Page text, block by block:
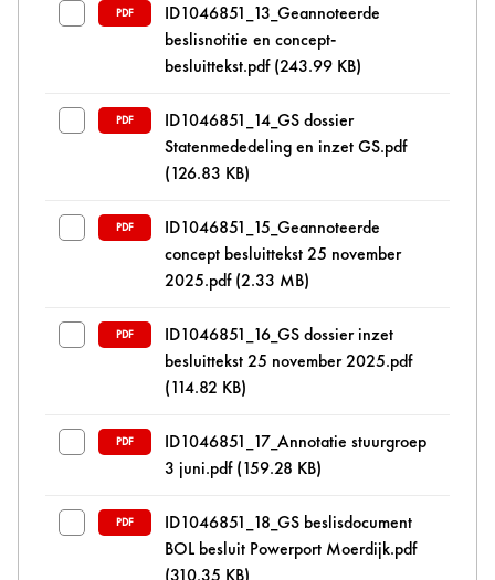
PDF
ID1046851_13_Geannoteerde
beslisnotitie en concept-
besluittekst.pdf (243.99 KB)
PDF
ID1046851_14_GS dossier
Statenmededeling en inzet GS.pdf
(126.83 KB)
PDF
ID1046851_15_Geannoteerde
concept besluittekst 25 november
2025.pdf (2.33 MB)
PDF
ID1046851_16_GS dossier inzet
besluittekst 25 november 2025.pdf
(114.82 KB)
PDF
ID1046851_17_Annotatie stuurgroep
3 juni.pdf (159.28 KB)
PDF
ID1046851_18_GS beslisdocument
BOL besluit Powerport Moerdijk.pdf
(310.35 KB)